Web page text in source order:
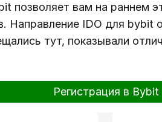
позволяет вам на раннем
Направление IDO для bybit
тут, показывали
Регистрация в Bybit